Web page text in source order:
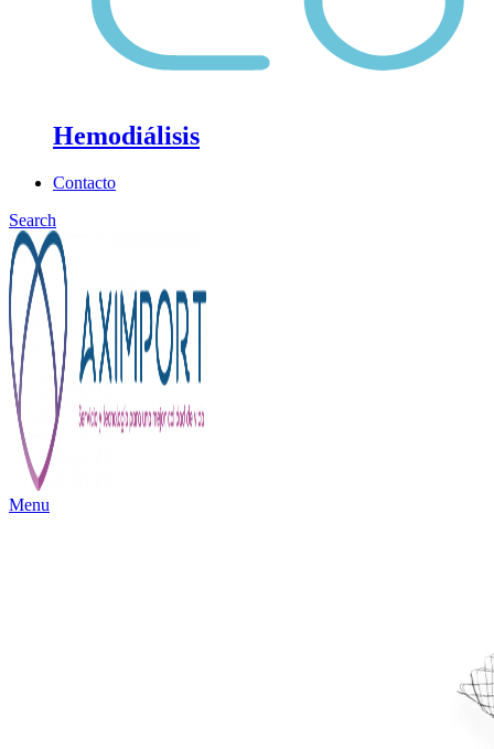
Hemodiálisis
Contacto
Search
Menu